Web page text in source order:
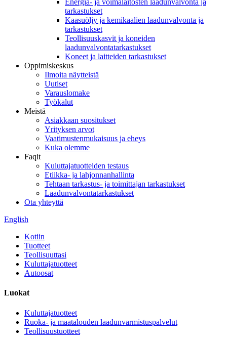
Energia- ja voimalaitosten laadunvalvonta ja
tarkastukset
Kaasuöljy ja kemikaalien laadunvalvonta ja
tarkastukset
Teollisuuskasvit ja koneiden
laadunvalvontatarkastukset
Koneet ja laitteiden tarkastukset
Oppimiskeskus
Ilmoita näytteistä
Uutiset
Varauslomake
Työkalut
Meistä
Asiakkaan suositukset
Yrityksen arvot
Vaatimustenmukaisuus ja eheys
Kuka olemme
Faqit
Kuluttajatuotteiden testaus
Etiikka- ja lahjonnanhallinta
Tehtaan tarkastus- ja toimittajan tarkastukset
Laadunvalvontatarkastukset
Ota yhteyttä
English
Kotiin
Tuotteet
Teollisuuttasi
Kuluttajatuotteet
Autoosat
Luokat
Kuluttajatuotteet
Ruoka- ja maatalouden laadunvarmistuspalvelut
Teollisuustuotteet